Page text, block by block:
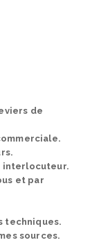
de
interlocuteur.
et par
techniques.
sources.